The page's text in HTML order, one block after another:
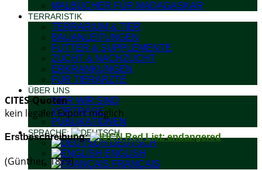
MALBÜCHER FÜR MADAGASKAR
TERRARISTIK
TERRARIUM & TIER
BAUANLEITUNGEN
FUTTER & SUPPLEMENTE
ZUCHT & NACHZUCHT
ERKRANKUNGEN
FÜR TIERÄRZTE
ÜBER UNS
WER WIR SIND
VORTRÄGE
PUBLIKATIONEN
SPRACHE:
DEUTSCH
ENGLISH
FRANÇAIS
CITES-Quoten
kein legaler Export möglich
Erstbeschreibung:
(Günther, 1879)